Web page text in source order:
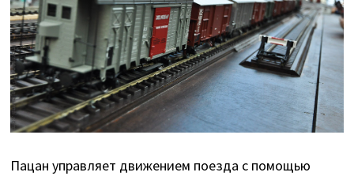
Пацан управляет движением поезда с помощью